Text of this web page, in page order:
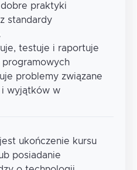
praktyki
standardy
testuje i raportuje
programowych
problemy związane
i wyjątków w
ukończenie kursu
posiadanie